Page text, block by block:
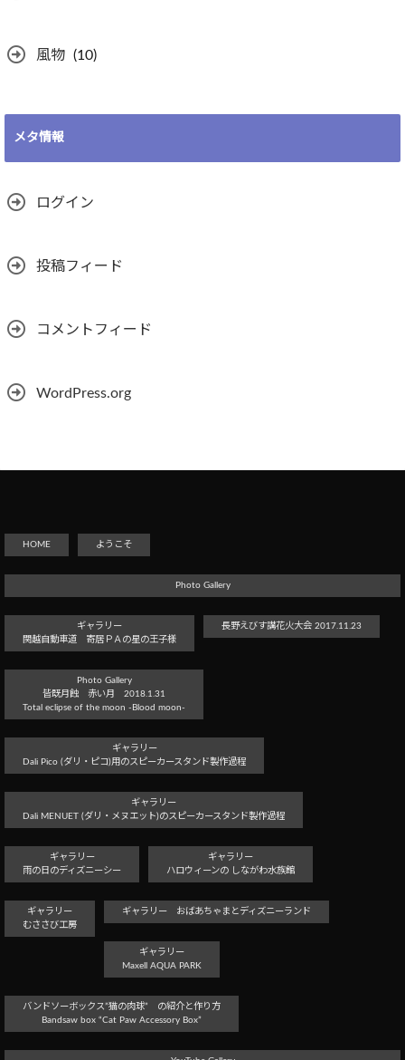
風物 (10)
メタ情報
ログイン
投稿フィード
コメントフィード
WordPress.org
HOME ようこそ
Photo Gallery
ギャラリー
関越自動車道 寄居ＰＡの星の王子様
長野えびす講花火大会 2017.11.23
Photo Gallery
皆既月蝕 赤い月 2018.1.31
Total eclipse of the moon -Blood moon-
ギャラリー
Dali Pico (ダリ・ピコ)用のスピーカースタンド製作過程
ギャラリー
Dali MENUET (ダリ・メヌエット)のスピーカースタンド製作過程
ギャラリー
雨の日のディズニーシー
ギャラリー
ハロウィーンの しながわ水族館
ギャラリー
むささび工房
ギャラリー おばあちゃまとディズニーランド
ギャラリー
Maxell AQUA PARK
バンドソーボックス”猫の肉球” の紹介と作り方
Bandsaw box “Cat Paw Accessory Box”